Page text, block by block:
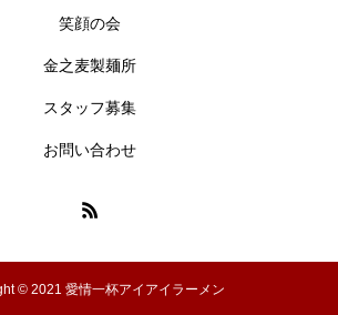
笑顔の会
金之麦製麺所
スタッフ募集
お問い合わせ
© 2021 愛情一杯アイアイラーメン